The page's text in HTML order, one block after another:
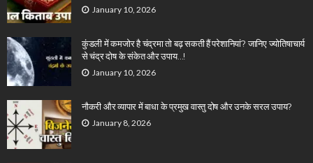
January 10, 2026
कुंडली में कमजोर है चंद्रमा तो बढ़ सकती हैं परेशानियां? जानिए ज्योतिषाचार्य
से चंद्र दोष के संकेत और उपाय…!
January 10, 2026
नौकरी और व्यापार में बाधा के प्रमुख वास्तु दोष और उनके सरल उपाय?
January 8, 2026